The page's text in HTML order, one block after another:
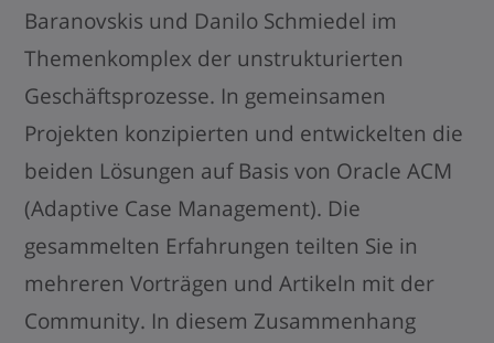
Baranovskis und Danilo Schmiedel im
Themenkomplex der unstrukturierten
Geschäftsprozesse. In gemeinsamen
Projekten konzipierten und entwickelten die
beiden Lösungen auf Basis von Oracle ACM
(Adaptive Case Management). Die
gesammelten Erfahrungen teilten Sie in
mehreren Vorträgen und Artikeln mit der
Community. In diesem Zusammenhang